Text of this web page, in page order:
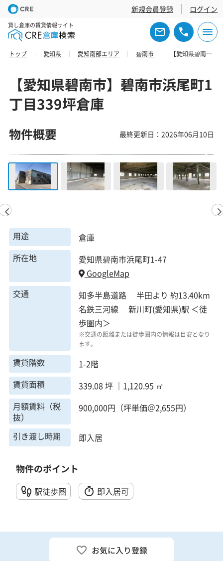
新規会員登録 ログイン
貸し倉庫の賃貸情報サイト
トップ 愛知県 愛知南部エリア 碧南市 【愛知県碧南市】碧南市浜尾町1丁目339坪倉庫
【愛知県碧南市】碧南市浜尾町1
丁目339坪倉庫
物件概要 最終更新日：2026年06月10日
用途
倉庫
所在地
愛知県碧南市浜尾町1-47
GoogleMap
交通
知多半島道路 半田より 約13.40km
名鉄三河線 新川町(愛知県)駅 ＜徒
歩圏内＞
※交通の距離または徒歩圏内の情報は目安となり
ます。
賃貸階数
1-2階
賃貸面積
339.08 坪 ｜1,120.95 ㎡
月額賃料（税
抜）
900,000円（坪単価＠2,655円）
引き渡し時期 即入居
物件のポイント
駅徒歩圏 即入居可
お気に入り登録